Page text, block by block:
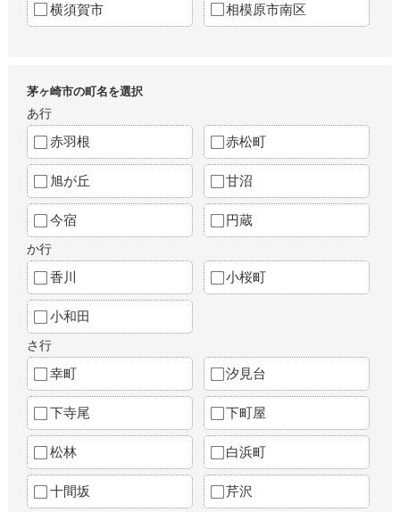
横須賀市 相模原市南区
茅ヶ崎市の町名を選択
あ行
赤羽根 赤松町
旭が丘 甘沼
今宿 円蔵
か行
香川 小桜町
小和田
さ行
幸町 汐見台
下寺尾 下町屋
松林 白浜町
十間坂 芹沢